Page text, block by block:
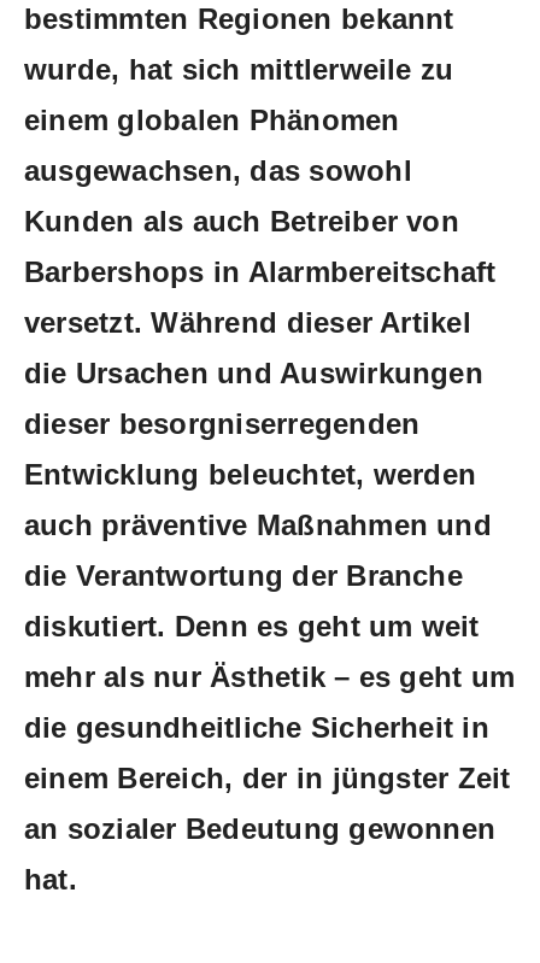
bestimmten Regionen⁤ bekannt
wurde, hat sich mittlerweile zu
‌einem globalen Phänomen
ausgewachsen, das sowohl
Kunden als auch​ Betreiber von
Barbershops in Alarmbereitschaft‌
versetzt. Während ⁢dieser ‌Artikel
‌die Ursachen und Auswirkungen
dieser besorgniserregenden
Entwicklung ‍beleuchtet, werden
‍auch präventive‌ Maßnahmen und
die ‌Verantwortung der Branche
‌diskutiert. Denn es geht um weit
mehr als nur Ästhetik – es ‌geht um
die gesundheitliche ‌Sicherheit in⁢
einem Bereich, der ⁣in jüngster Zeit
an sozialer Bedeutung gewonnen
hat.